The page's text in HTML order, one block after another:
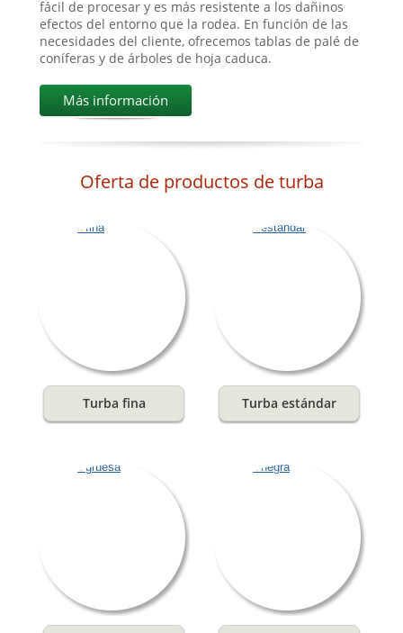
fácil de procesar y es más resistente a los dañinos
efectos del entorno que la rodea. En función de las
necesidades del cliente, ofrecemos tablas de palé de
coníferas y de árboles de hoja caduca.
Más información
Oferta de productos de turba
Turba fina Turba estándar